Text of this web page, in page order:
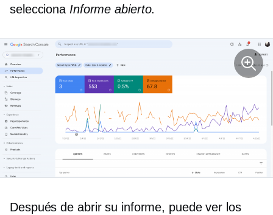
selecciona Informe abierto.
Después de abrir su informe, puede ver los